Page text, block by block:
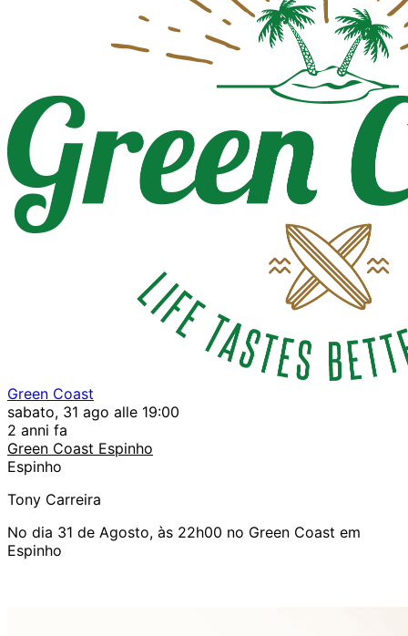
Green Coast
sabato, 31 ago alle 19:00
2 anni fa
Green Coast Espinho
Espinho
Tony Carreira
No dia 31 de Agosto, às 22h00 no Green Coast em
Espinho